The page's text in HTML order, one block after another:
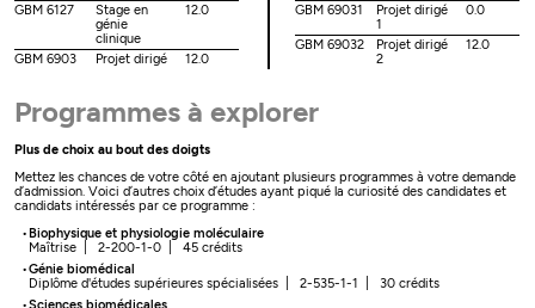
GBM 6127
Stage en
génie
clinique
12.0
GBM 6903 Projet dirigé 12.0
GBM 69031
Projet dirigé
1
0.0
GBM 69032
Projet dirigé
2
12.0
Programmes à explorer
Plus de choix au bout des doigts
Mettez les chances de votre côté en ajoutant plusieurs programmes à votre demande
d’admission. Voici d’autres choix d’études ayant piqué la curiosité des candidates et
candidats intéressés par ce programme :
Biophysique et physiologie moléculaire
Maîtrise | 2-200-1-0 | 45 crédits
Génie biomédical
Diplôme d'études supérieures spécialisées | 2-535-1-1 | 30 crédits
Sciences biomédicales